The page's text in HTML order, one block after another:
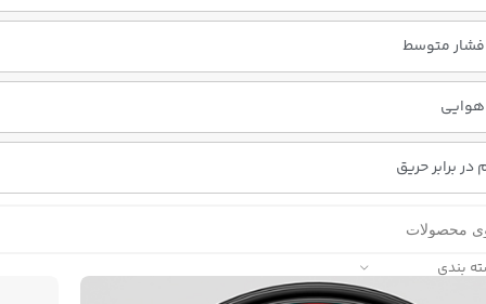
فشار متوسط
در برابر حریق
بندی